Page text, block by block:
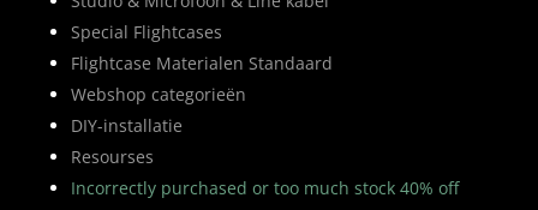
Special Flightcases
Flightcase Materialen Standaard
Webshop categorieën
DIY-installatie
Resourses
Incorrectly purchased or too much stock 40% off